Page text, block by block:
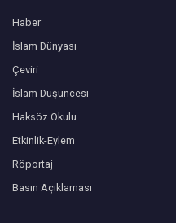
Haber
İslam Dünyası
Çeviri
İslam Düşüncesi
Haksöz Okulu
Etkinlik-Eylem
Röportaj
Basın Açıklaması